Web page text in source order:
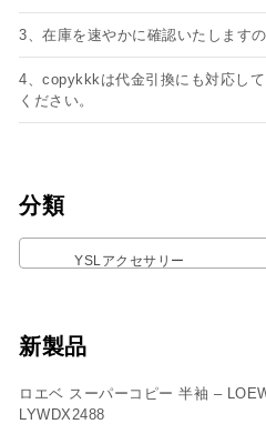
3、在庫を速やかに確認いたします
4、copykkkは代金引換にも対応し
ください。
分類
YSLアクセサリー
新製品
ロエベ スーパーコピー 半袖 –
LYWDX2488